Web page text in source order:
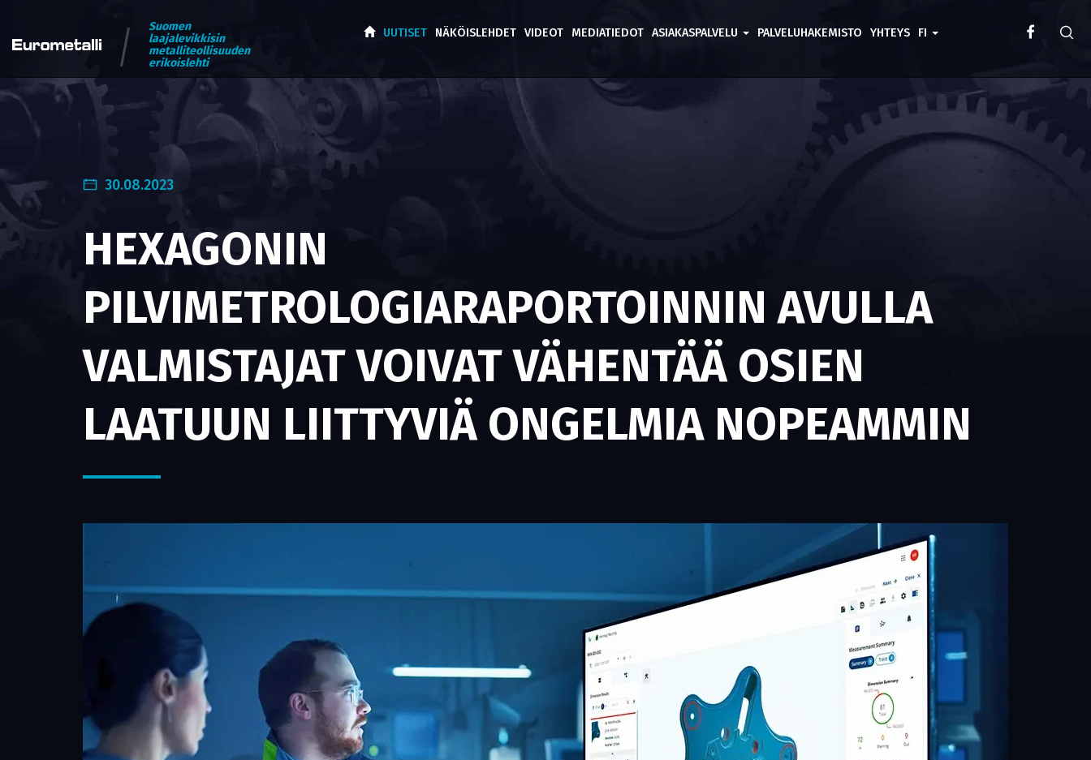
Suomen
laajalevikkisin
metalliteollisuuden
erikoislehti
UUTISET NÄKÖISLEHDET VIDEOT MEDIATIEDOT ASIAKASPALVELU PALVELUHAKEMISTO YHTEYS FI
30.08.2023
HEXAGONIN
PILVIMETROLOGIARAPORTOINNIN AVULLA
VALMISTAJAT VOIVAT VÄHENTÄÄ OSIEN
LAATUUN LIITTYVIÄ ONGELMIA NOPEAMMIN